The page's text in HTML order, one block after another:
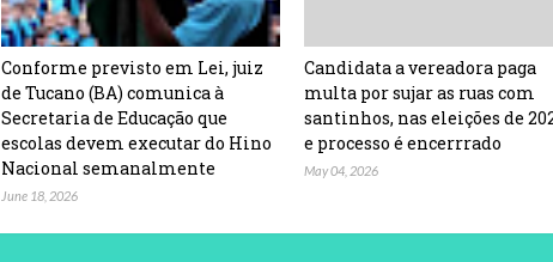
Conforme previsto em Lei, juiz
de Tucano (BA) comunica à
Secretaria de Educação que
escolas devem executar do Hino
Nacional semanalmente
June 18, 2026
Candidata a vereadora paga
multa por sujar as ruas com
santinhos, nas eleições de
e processo é encerrrado
May 04, 2026